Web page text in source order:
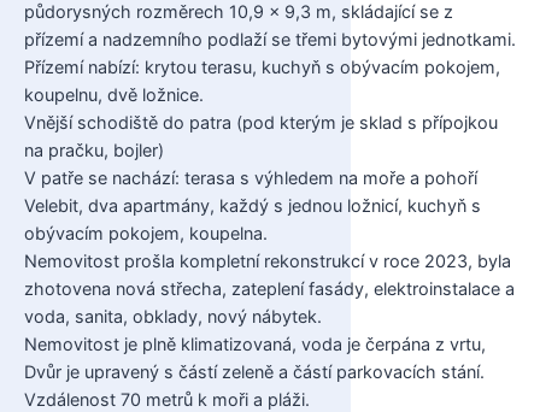
půdorysných rozměrech 10,9 x 9,3 m, skládající se z
přízemí a nadzemního podlaží se třemi bytovými jednotkami.
Přízemí nabízí: krytou terasu, kuchyň s obývacím pokojem,
koupelnu, dvě ložnice.
Vnější schodiště do patra (pod kterým je sklad s přípojkou
na pračku, bojler)
V patře se nachází: terasa s výhledem na moře a pohoří
Velebit, dva apartmány, každý s jednou ložnicí, kuchyň s
obývacím pokojem, koupelna.
Nemovitost prošla kompletní rekonstrukcí v roce 2023, byla
zhotovena nová střecha, zateplení fasády, elektroinstalace a
voda, sanita, obklady, nový nábytek.
Nemovitost je plně klimatizovaná, voda je čerpána z vrtu,
Dvůr je upravený s částí zeleně a částí parkovacích stání.
Vzdálenost 70 metrů k moři a pláži.